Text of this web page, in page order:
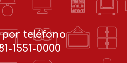
teléfono
1551-0000